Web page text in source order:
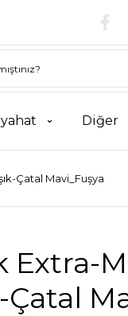
Diğer
Çatal Mavi_Fuşya
Extra-
Çatal